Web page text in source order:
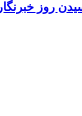
روز خبرنگار